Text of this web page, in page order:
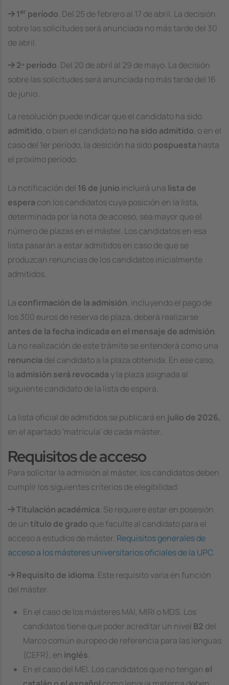
1er período. Del 25 de febrero al 17 de abril. La decisión
sobre las solicitudes será anunciada no más tarde del 30
de abril.
2º período. Del 20 de abril al 29 de mayo. La decisión
sobre las solicitudes será anunciada no más tarde del 16
de junio.
La resolución puede indicar que el candidato ha sido
admitido, o bien el candidatono ha sido admitido, o en el
caso del 1er período, la desición ha sidopospuesta hasta
el próximo período.
La notificación del 16 de junio incluirá una lista de
espera con los candidatos cuya posición en la lista,
determinada por la nota de acceso, sea mayor que el
número de plazas en el máster. Los candidatos en esa
lista pasarán a estar admitidos en caso de que se
produzcan renuncias de los candidatos inicialmente
admitidos.
La confirmación de la admisión, incluyendo el pago de
los 300 euros de reserva de plaza, deberá realizarse
antes de la fecha indicada en el mensaje de admisión.
La no realización de este trámite se entenderá como una
renuncia del candidato a la plaza obtenida. En ese caso,
la admisión será revocada y la plaza asignada al
siguiente candidato de la lista de espera.
La lista oficial de admitidos se publicará en julio de 2026,
en el apartado 'matrícula' de cada máster.
Requisitos de acceso
Para solicitar la admisión al máster, los candidatos deben
cumplir los siguientes criterios de elegibilidad:
Titulación académica. Se requiere estar en posesión
de un título de grado que faculte al candidato para el
acceso a estudios de máster. Requisitos generales de
acceso a los másteres universitarios oficiales de la UPC.
Requisito de idioma. Este requisito varia en función
del máster.
En el caso de los másteres MAI, MIRI o MDS. Los
candidatos tiene que poder acreditar un nivel B2 del
Marco común europeo de referencia para las lenguas
(CEFR), en inglés.
En el caso del MEI. Los candidatos que no tengan el